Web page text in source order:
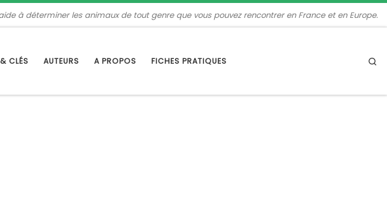
à déterminer les animaux de tout genre que vous pouvez rencontrer en France et en Europe.
CLÉS AUTEURS A PROPOS FICHES PRATIQUES